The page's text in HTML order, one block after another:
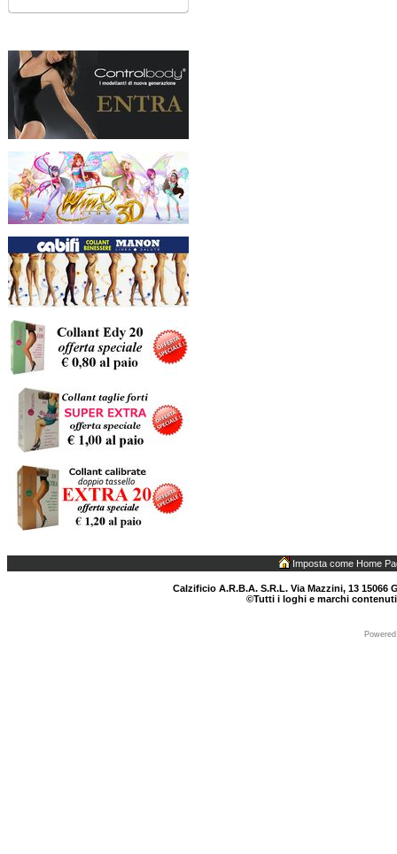
Imposta come Home
Calzificio A.R.B.A. S.R.L. Via Mazzini, 13 15066
©Tutti i loghi e marchi